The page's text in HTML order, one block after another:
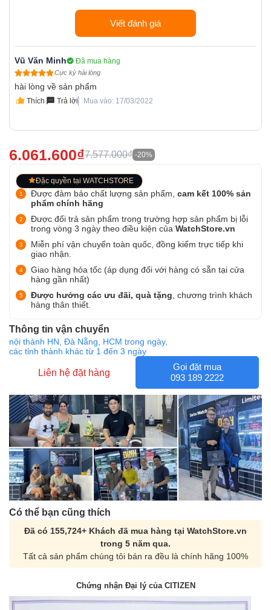
Viết đánh giá
Vũ Văn Minh Đã mua hàng
Cực kỳ hài lòng
hài lòng về sản phẩm
Thích Trả lời Mua vào: 17/03/2022
6.061.600₫7.577.000₫ -20%
Đặc quyền tại WATCHSTORE
Được đảm bảo chất lượng sản phẩm, cam kết 100% sản
phẩm chính hãng
Được đổi trả sản phẩm trong trường hợp sản phẩm bị lỗi
trong vòng 3 ngày theo điều kiện của WatchStore.vn
Miễn phí vận chuyển toàn quốc, đồng kiểm trực tiếp khi
giao nhận.
Giao hàng hỏa tốc (áp dụng đối với hàng có sẵn tại cửa
hàng gần nhất)
Được hưởng các ưu đãi, quà tặng , chương trình khách
hàng thân thiết.
Thông tin vận chuyển
nội thành HN, Đà Nẵng, HCM trong ngày,
các tỉnh thành khác từ 1 đến 3 ngày
Liên hệ đặt hàng
Gọi đặt mua
093 189 2222
Có thể bạn cũng thích
Đã có 155,724+ Khách đã mua hàng tại WatchStore.vn
trong 5 năm qua.
Tất cả sản phẩm chúng tôi bán ra đều là chính hãng 100%
Chứng nhận Đại lý của CITIZEN